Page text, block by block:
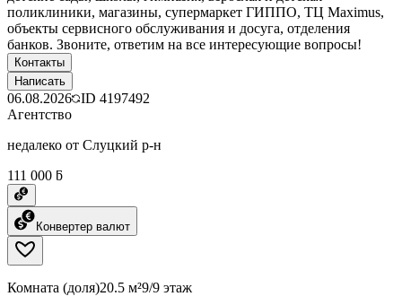
поликлиники, магазины, супермаркет ГИППО, ТЦ Maximus,
объекты сервисного обслуживания и досуга, отделения
банков. Звоните, ответим на все интересующие вопросы!
Контакты
Написать
06.08.2026 ID 4197492
Агентство
недалеко от Слуцкий р-н
111 000 ƃ
Конвертер валют
Комната (доля)20.5 м²9/9 этаж